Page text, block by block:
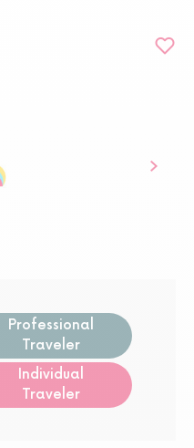
Professional
Traveler
Individual
Traveler